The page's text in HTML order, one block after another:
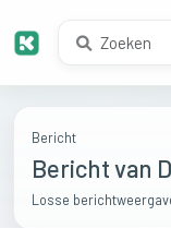
Bericht
Bericht van
Losse